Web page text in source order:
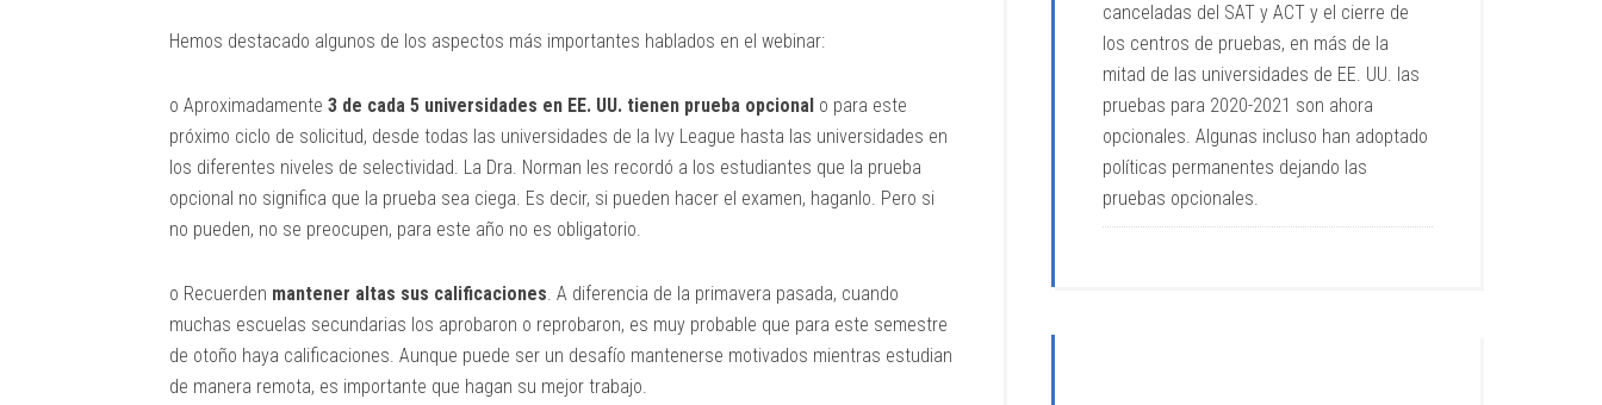
Hemos destacado algunos de los aspectos más importantes hablados en el webinar:
o Aproximadamente 3 de cada 5 universidades en EE. UU. tienen prueba opcional o para este
próximo ciclo de solicitud, desde todas las universidades de la Ivy League hasta las universidades en
los diferentes niveles de selectividad. La Dra. Norman les recordó a los estudiantes que la prueba
opcional no significa que la prueba sea ciega. Es decir, si pueden hacer el examen, haganlo. Pero si
no pueden, no se preocupen, para este año no es obligatorio.
o Recuerden mantener altas sus calificaciones. A diferencia de la primavera pasada, cuando
muchas escuelas secundarias los aprobaron o reprobaron, es muy probable que para este semestre
de otoño haya calificaciones. Aunque puede ser un desafío mantenerse motivados mientras estudian
de manera remota, es importante que hagan su mejor trabajo.
canceladas del SAT y ACT y el cierre de
los centros de pruebas, en más de la
mitad de las universidades de EE. UU. las
pruebas para 2020-2021 son ahora
opcionales. Algunas incluso han adoptado
políticas permanentes dejando las
pruebas opcionales.